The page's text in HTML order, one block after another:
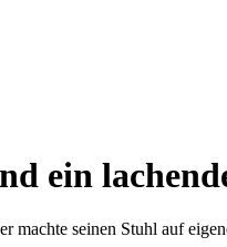
ein
machte seinen Stuhl auf